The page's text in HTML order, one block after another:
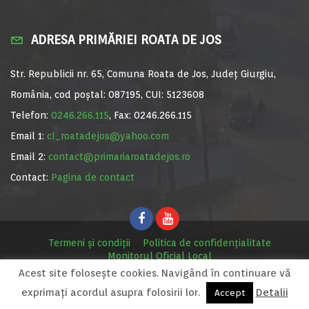
ADRESA PRIMĂRIEI ROATA DE JOS
Str. Republicii nr. 65, Comuna Roata de Jos, Județ Giurgiu,
România, cod poștal: 087195, CUI: 5123608
Telefon: 0246.266.115, Fax: 0246.266.115
Email 1: cl_roatadejos@yahoo.com
Email 2: contact@primariaroatadejos.ro
Contact: Pagina de contact
Termeni și condiții
Politica de confidențialitate
Monitorul Oficial Local
© Primăria Roata de Jos, 2020. Site realizat de MediaDigi.ro
Acest site foloseşte cookies. Navigând în continuare vă
exprimaţi acordul asupra folosirii lor.
Accept Detalii